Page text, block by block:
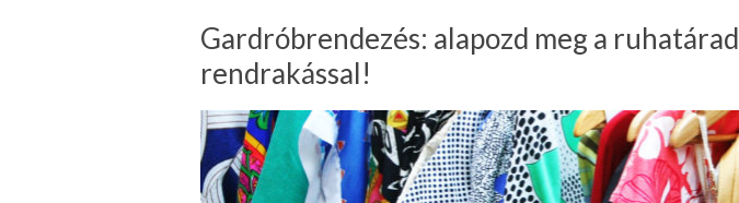
Gardróbrendezés: alapozd meg a ruhatárad
rendrakással!